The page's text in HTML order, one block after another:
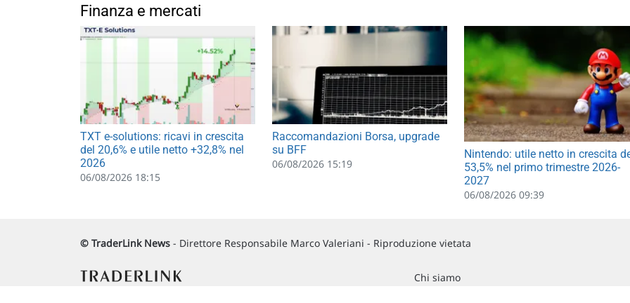
Finanza e mercati
TXT e-solutions: ricavi in crescita
del 20,6% e utile netto +32,8% nel
2026
06/08/2026 18:15
Raccomandazioni Borsa, upgrade
su BFF
06/08/2026 15:19
Nintendo: utile netto in crescita
53,5% nel primo trimestre 2026-
2027
06/08/2026 09:39
© TraderLink News - Direttore Responsabile Marco Valeriani - Riproduzione vietata
Chi siamo